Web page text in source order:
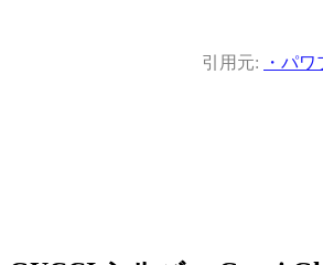
引用元: ・パ